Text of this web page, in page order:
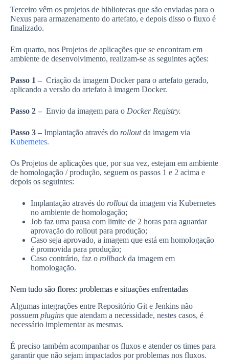
Terceiro vêm os projetos de bibliotecas que são enviadas para o
Nexus para armazenamento do artefato, e depois disso o fluxo é
finalizado.
Em quarto, nos Projetos de aplicações que se encontram em
ambiente de desenvolvimento, realizam-se as seguintes ações:
Passo 1 – Criação da imagem Docker para o artefato gerado,
aplicando a versão do artefato à imagem Docker.
Passo 2 – Envio da imagem para o Docker Registry.
Passo 3 – Implantação através do rolloutda imagem via
Kubernetes.
Os Projetos de aplicações que, por sua vez, estejam em ambiente
de homologação / produção, seguem os passos 1 e 2 acima e
depois os seguintes:
Implantação através do rolloutda imagem via Kubernetes
no ambiente de homologação;
Job faz uma pausa com limite de 2 horas para aguardar
aprovação do rollout para produção;
Caso seja aprovado, a imagem que está em homologação
é promovida para produção;
Caso contrário, faz o rollback da imagem em
homologação.
Nem tudo são flores: problemas e situações enfrentadas
Algumas integrações entre Repositório Git e Jenkins não
possuem plugins que atendam a necessidade, nestes casos, é
necessário implementar as mesmas.
É preciso também acompanhar os fluxos e atender os times para
garantir que não sejam impactados por problemas nos fluxos.